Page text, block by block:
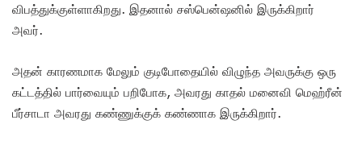
விபத்துக்குள்ளாகிறது. இதனால் சஸ்பென்ஷனில் இருக்கிறார்
அவர்.
அதன் காரணமாக மேலும் குடிபோதையில் விழுந்த அவருக்கு ஒரு
கட்டத்தில் பார்வையும் பறிபோக, அவரது காதல் மனைவி மெஹ்​ரீன்
பீர்சாடா அவரது கண்ணுக்குக் கண்ணாக இருக்கிறார்.